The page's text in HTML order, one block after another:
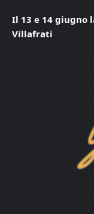
Il 13 e 14 giugno
Villafrati